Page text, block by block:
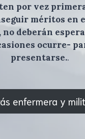
por vez
méritos en
deberán
ocurre-
presentarse..
enfermera y